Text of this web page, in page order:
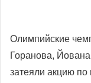
Олимпийские
Горанова,
затеяли акцию по